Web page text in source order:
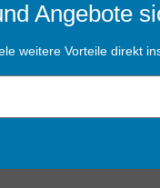
Angebote
weitere Vorteile direkt